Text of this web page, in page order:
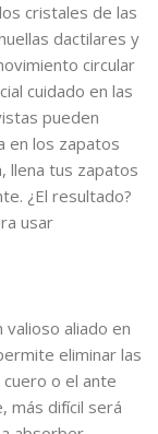
cristales de las
dactilares y
circular
cuidado en las
pueden
en los zapatos
llena tus zapatos
¿El resultado?
usar
aliado en
eliminar las
o el ante
más difícil será